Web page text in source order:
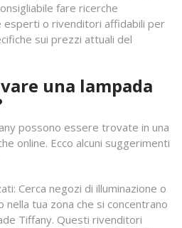
fare ricerche
esperti o rivenditori affidabili per
sui prezzi attuali del
una lampada
possono essere trovate in una
online. Ecco alcuni suggerimenti
Cerca negozi di illuminazione o
nella tua zona che si concentrano
Tiffany. Questi rivenditori